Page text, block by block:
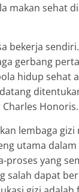
makan sehat
bekerja
gerbang
hidup sehat
Honoris.
lembaga
utama
proses yang
salah dapat